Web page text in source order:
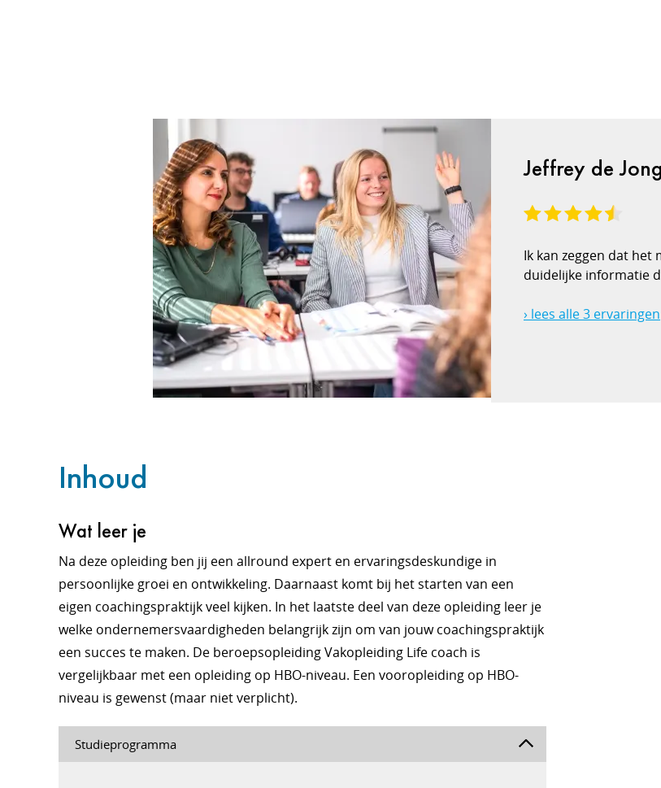
Jeffrey de
Ik kan zeggen dat het
duidelijke informatie
› lees alle 3 ervaringen
Inhoud
Wat leer je
Na deze opleiding ben jij een allround expert en ervaringsdeskundige in
persoonlijke groei en ontwikkeling. Daarnaast komt bij het starten van een
eigen coachingspraktijk veel kijken. In het laatste deel van deze opleiding leer je
welke ondernemersvaardigheden belangrijk zijn om van jouw coachingspraktijk
een succes te maken. De beroepsopleiding Vakopleiding Life coach is
vergelijkbaar met een opleiding op HBO-niveau. Een vooropleiding op HBO-
niveau is gewenst (maar niet verplicht).
Studieprogramma